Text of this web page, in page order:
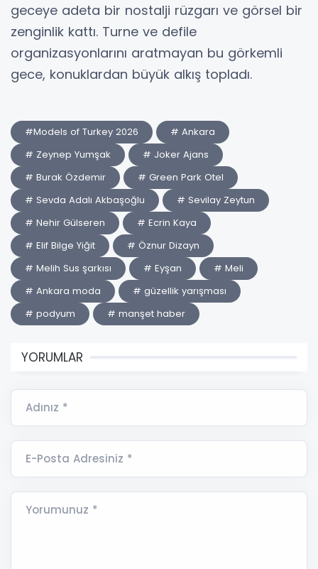
geceye adeta bir nostalji rüzgarı ve görsel bir
zenginlik kattı. Turne ve defile
organizasyonlarını aratmayan bu görkemli
gece, konuklardan büyük alkış topladı.
#Models of Turkey 2026
# Ankara
# Zeynep Yumşak
# Joker Ajans
# Burak Özdemir
# Green Park Otel
# Sevda Adalı Akbaşoğlu
# Sevilay Zeytun
# Nehir Gülseren
# Ecrin Kaya
# Elif Bilge Yiğit
# Öznur Dizayn
# Melih Sus şarkısı
# Eyşan
# Meli
# Ankara moda
# güzellik yarışması
# podyum
# manşet haber
YORUMLAR
Adınız *
E-Posta Adresiniz *
Yorumunuz *